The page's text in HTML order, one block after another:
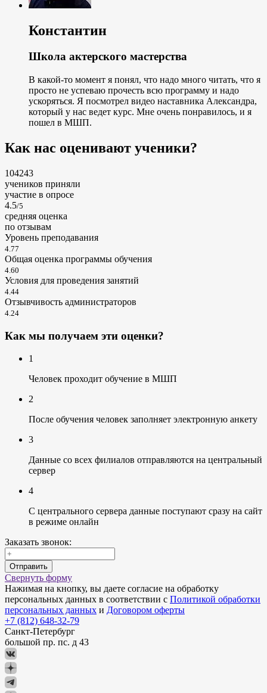
Константин
Школа актерского мастерства
В какой-то момент я понял, что надо много читать, что я
просто не успеваю прочесть всю программу и надо
ускоряться. Я посмотрел видео наставника Александра,
который у нас ведет курс. Мне очень понравилось, и я
пошел в МШП.
Как нас оценивают ученики?
104243
учеников приняли
участие в опросе
4.5/5
cредняя оценка
по отзывам
Уровень преподавания
4.77
Общая оценка программы обучения
4.60
Условия для проведения занятий
4.44
Отзывчивость администраторов
4.24
Как мы получаем эти оценки?
1
Человек проходит обучение в МШП
2
После обучения человек заполняет электронную анкету
3
Данные со всех филиалов отправляются на центральный
сервер
4
С центрального сервера данные поступают сразу на сайт
в режиме онлайн
Заказать звонок:
Отправить
Свернуть форму
Нажимая на кнопку, вы даете согласие на обработку
персональных данных в соответствии с Политикой обработки
персональных данных и Договором оферты
+7 (812) 648-32-79
Санкт-Петербург
большой пр. пс. д 43